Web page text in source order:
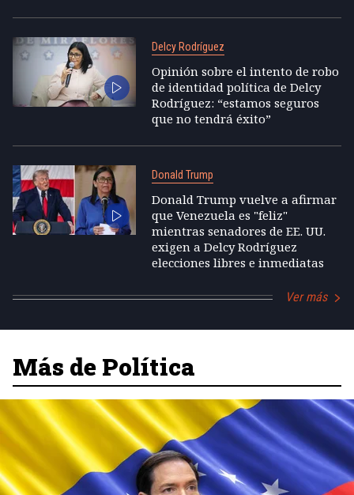
Delcy Rodríguez
Opinión sobre el intento de robo
de identidad política de Delcy
Rodríguez: “estamos seguros
que no tendrá éxito”
Donald Trump
Donald Trump vuelve a afirmar
que Venezuela es "feliz"
mientras senadores de EE. UU.
exigen a Delcy Rodríguez
elecciones libres e inmediatas
Ver más
Más de Política